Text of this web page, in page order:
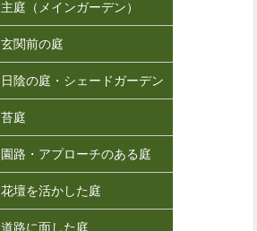
主庭（メインガーデン）
玄関前の庭
日陰の庭・シェードガーデン
苔庭
園路・アプローチのある庭
花壇を活かした庭
道路に面した庭